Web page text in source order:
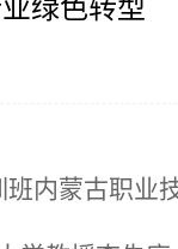
绿色转型
内蒙古职业